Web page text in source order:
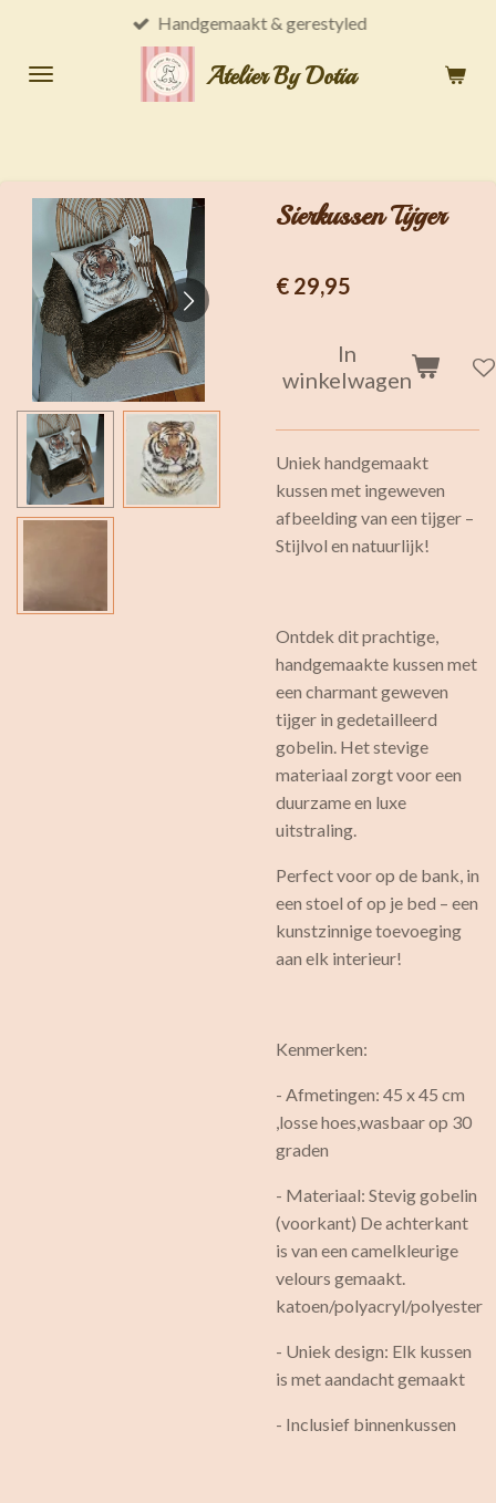
naar
Atelier By Dotia
Handgemaakt & gerestyled
Sierkussen Tijger
€ 29,95
In
winkelwagen
Uniek handgemaakt
kussen met ingeweven
afbeelding van een tijger –
Stijlvol en natuurlijk!
Ontdek dit prachtige,
handgemaakte kussen met
een charmant geweven
tijger in gedetailleerd
gobelin. Het stevige
materiaal zorgt voor een
duurzame en luxe
uitstraling.
Perfect voor op de bank, in
een stoel of op je bed – een
kunstzinnige toevoeging
aan elk interieur!
Kenmerken:
- Afmetingen: 45 x 45 cm
,losse hoes,wasbaar op 30
graden
- Materiaal: Stevig gobelin
(voorkant) De achterkant
is van een camelkleurige
velours gemaakt.
katoen/polyacryl/polyester
- Uniek design: Elk kussen
is met aandacht gemaakt
- Inclusief binnenkussen